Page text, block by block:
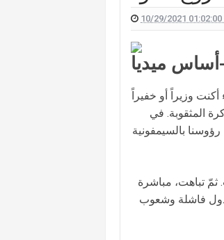
"البيجر"؟
قالته (صورة)
هي؟ (صورة)
في روما (صور)
(فيديو)
10/29/2021 01:02:00
ميديا
وزيراً أو خفيراً
المثقوبة. في
رؤوسنا بالسيمفونية
ثمّ تباهت، مباشرة
دول فاشلة وشعوب